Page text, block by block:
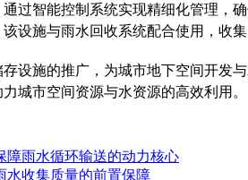
过智能控制系统实现精细化管理，
设施与雨水回收系统配合使用，收
设施的推广，为城市地下空间开发
城市空间资源与水资源的高效利用。
障雨水循环输送的动力核心
水收集质量的前置保障